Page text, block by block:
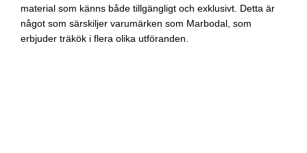
material som känns både tillgängligt och exklusivt. Detta är
något som särskiljer varumärken som Marbodal, som
erbjuder träkök i flera olika utföranden.